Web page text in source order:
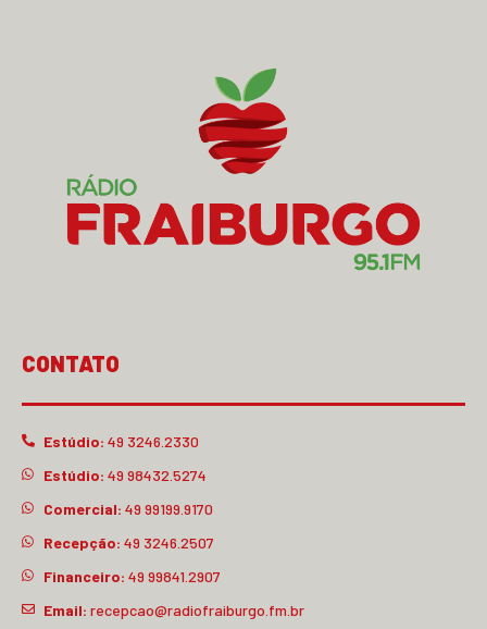
CONTATO
Estúdio: 49 3246.2330
Estúdio: 49 98432.5274
Comercial: 49 99199.9170
Recepção: 49 3246.2507
Financeiro: 49 99841.2907
Email: recepcao@radiofraiburgo.fm.br